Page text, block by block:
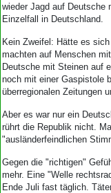
wieder Jagd auf Deutsche
Einzelfall in Deutschland.
Kein Zweifel: Hätte es
machten auf Menschen
Deutsche mit Steinen auf
noch mit einer Gaspistole
überregionalen Zeitungen
Aber es war nur ein
rührt die Republik nicht.
"ausländerfeindlichen
Gegen die "richtigen"
mehr. Eine "Welle
Ende Juli fast täglich.